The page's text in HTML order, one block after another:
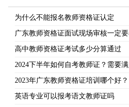
为什么不能报名教师资格证认定
广东教师资格证面试现场审核一定
高中教师资格证考试多少分算通过
2024下半年如何自考教师证？需要
2023年广东教师资格证培训哪个好？
英语专业可以报考语文教师证吗